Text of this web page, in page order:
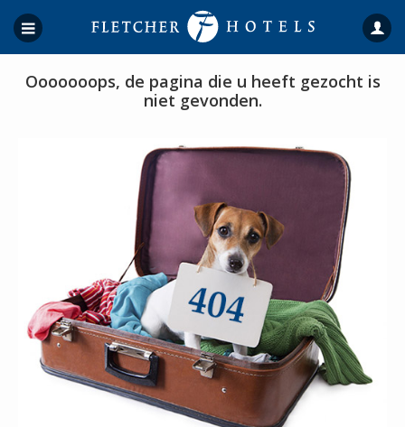
Ooooooops, de pagina die u heeft gezocht is
niet gevonden.